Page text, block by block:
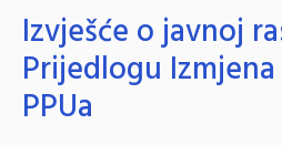
Izvješće o javnoj
Prijedlogu
PPUa